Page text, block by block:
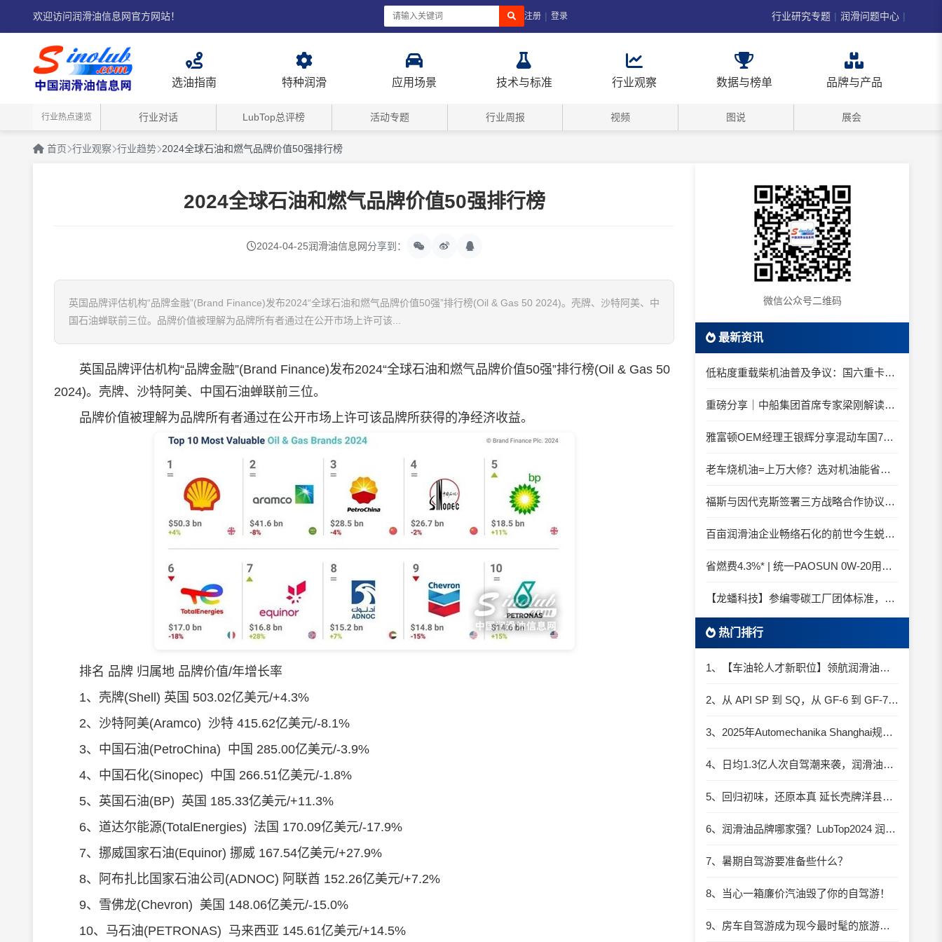
欢迎访问润滑油信息网官方网站！ 注册 | 登录 行业研究专题 | 润滑问题中心 |
选油指南 特种润滑 应用场景 技术与标准 行业观察 数据与榜单 品牌与产品
行业热点速览 行业对话 LubTop总评榜 活动专题 行业周报 视频 图说 展会
首页 行业观察 行业趋势 2024全球石油和燃气品牌价值50强排行榜
2024全球石油和燃气品牌价值50强排行榜
2024-04-25润滑油信息网分享到：
英国品牌评估机构“品牌金融”(Brand Finance)发布2024“全球石油和燃气品牌价值50强”排行榜(Oil & Gas 50 2024)。壳牌、沙特阿美、中
国石油蝉联前三位。品牌价值被理解为品牌所有者通过在公开市场上许可该...
英国品牌评估机构“品牌金融”(Brand Finance)发布2024“全球石油和燃气品牌价值50强”排行榜(Oil & Gas 50
2024)。壳牌、沙特阿美、中国石油蝉联前三位。
品牌价值被理解为品牌所有者通过在公开市场上许可该品牌所获得的净经济收益。
排名 品牌 归属地 品牌价值/年增长率
1、壳牌(Shell) 英国 503.02亿美元/+4.3%
2、沙特阿美(Aramco) 沙特 415.62亿美元/-8.1%
3、中国石油(PetroChina) 中国 285.00亿美元/-3.9%
4、中国石化(Sinopec) 中国 266.51亿美元/-1.8%
5、英国石油(BP) 英国 185.33亿美元/+11.3%
6、道达尔能源(TotalEnergies) 法国 170.09亿美元/-17.9%
7、挪威国家石油(Equinor) 挪威 167.54亿美元/+27.9%
8、阿布扎比国家石油公司(ADNOC) 阿联酋 152.26亿美元/+7.2%
9、雪佛龙(Chevron) 美国 148.06亿美元/-15.0%
10、马石油(PETRONAS) 马来西亚 145.61亿美元/+14.5%
微信公众号二维码
最新资讯
低粘度重载柴机油普及争议：国六重卡长期山区重载工况是否适合0W-20柴油机油？
重磅分享｜中船集团首席专家梁刚解读船舶动力润滑需求
雅富顿OEM经理王银辉分享混动车国7后处理系统的润滑油要求
老车烧机油=上万大修？选对机油能省大钱！
福斯与因代克斯签署三方战略合作协议，覆盖全系列机床
百亩润滑油企业畅络石化的前世今生蜕变之路
省燃费4.3%* | 统一PAOSUN 0W-20用认证和标准说话
【龙蟠科技】参编零碳工厂团体标准，龙蟠科技以绿色智造锚定零碳未来
热门排行
1、【车油轮人才新职位】领航润滑油优质职位招聘
2、从 API SP 到 SQ，从 GF-6 到 GF-7：润滑油技术壁垒再升高，你准备好了吗？
3、2025年Automechanika Shanghai规模再度扩大：首次启用国家会展中心（上海）全部15个展馆
4、日均1.3亿人次自驾潮来袭，润滑油行业解锁增长新密码​
5、回归初味，还原本真 延长壳牌洋县踏春自驾游
6、润滑油品牌哪家强？LubTop2024 润滑油总评榜荣耀张榜
7、暑期自驾游要准备些什么？
8、当心一箱廉价汽油毁了你的自驾游！
9、房车自驾游成为现今最时髦的旅游方式